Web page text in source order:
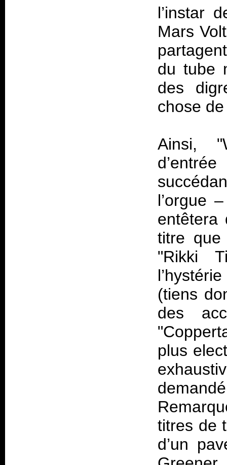
l’instar
Mars
du tube
des
chose
Ainsi,
l’orgue
entêtera
titre que
"Rikki
(tiens
des
plus
titres de
d’un